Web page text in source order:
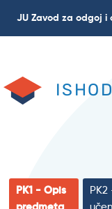
JU Zavod za odgoj i
PK1 - Opis